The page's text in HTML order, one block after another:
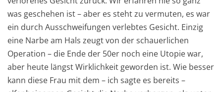
was geschehen ist – aber es steht zu vermuten, es war
ein durch Ausschweifungen verlebtes Gesicht. Einzig
eine Narbe am Hals zeugt von der schauerlichen
Operation – die Ende der 50er noch eine Utopie war,
aber heute längst Wirklichkeit geworden ist. Wie besser
kann diese Frau mit dem – ich sagte es bereits –